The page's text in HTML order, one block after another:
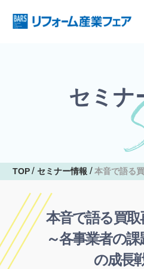
セミナ
TOP セミナー情報 本音で語る
本音で語る買
～各事業者の
の成長